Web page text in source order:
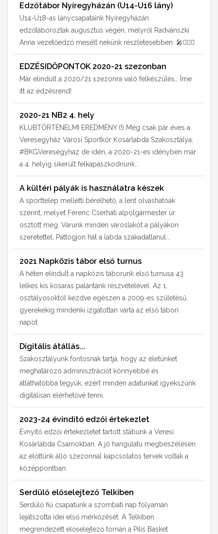
Edzőtábor Nyíregyházán (U14-U16 lány)
U14-U18-as lánycsapataink Nyíregyházán
edzőtáboroztak augusztus végén, melyről Radvánszki
Anna vezetőedző mesélt nekünk részletesebben. 🎤⛹🏻‍♀️
EDZÉSIDŐPONTOK 2020-21 szezonban
Már elindult a 2020/21 szezonra való felkészülés… Íme
itt az edzésrend!
2020-21 NB2 4. hely
KLUBTÖRTÉNELMI EREDMÉNY (!) Még csak pár éves a
Veresegyház Városi Sportkör Kosárlabda Szakosztálya,
#BKGVeresegyház de idén, a 2020-21-es idényben már
a 4. helyig sikerült felkapaszkodnunk...
A kültéri pályák is használatra készek
A sporttelep melletti bérelhető, a lent olvashatóak
szerint, melyet Ferenc Cserháti alpolgármester úr
osztott meg. Várunk minden városlakót a pályákon
szeretettel. Pattogjon hát a labda szakadatlanul...
2021 Napközis tábor első turnus
A héten elindult a napközis táborunk első turnusa 43
lelkes kis kosaras palántánk részvételével. Az 1.
osztályosoktól kezdve egészen a 2009-es születésű
gyerekekig mindenki izgatottan várta az első tábori
napot.
Digitális átállás...
Szakosztályunk fontosnak tartja, hogy az életünket
meghatározó adminisztrációt könnyebbé és
átláthatóbbá tegyük, ezért minden adatunkat igyekszünk
digitálisan elérhetővé tenni.
2023-24 évindító edzői értekezlet
Évnyitó edzői értekezletet tartott stábunk a Veresi
Kosárlabda Csarnokban. A jó hangulatú megbeszélésen
az előttünk álló szezonnal kapcsolatos tervek voltak a
középpontban.
Serdülő előselejtező Telkiben
Serdülő fiú csapatunk a szombati nap folyamán
lejátszotta idei első mérkőzését. A Telkiben
megrendezett előselejtező tornán a Pilis Basket